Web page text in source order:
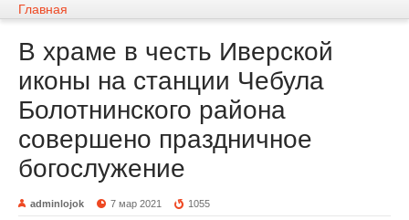
Главная
В храме в честь Иверской
иконы на станции Чебула
Болотнинского района
совершено праздничное
богослужение
adminlojok 7 мар 2021 1055